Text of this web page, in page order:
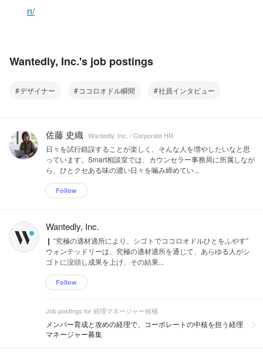
n/
Wantedly, Inc.'s job postings
デザイナー ココロオドル瞬間 社員インタビュー
佐藤 史織 Wantedly, Inc. / Corporate HR
日々を試行錯誤することが楽しく、そんな人を増やしたいなと思
っています。Smart相談室では、カウンセラー事務局に所属しなが
ら、ひとクセある味の濃い日々を噛み締めてい...
Follow
Wantedly, Inc.
❙ “究極の適材適所により、シゴトでココロオドルひとをふやす”
ウォンテッドリーは、究極の適材適所を通じて、あらゆる人がシ
ゴトに没頭し成果を上げ、その結果...
Follow
Job postings for 経理マネージャー候補
メンバー育成と攻めの経理で、コーポレートの中核を担う経理
マネージャー募集